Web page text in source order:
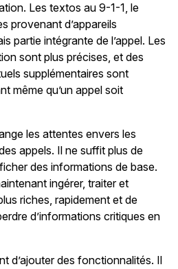
Les textos au 9-1-1, le
provenant d’appareils
partie intégrante de l’appel. Les
sont plus précises, et des
supplémentaires sont
même qu’un appel soit
les attentes envers les
appels. Il ne suffit plus de
des informations de base.
ingérer, traiter et
riches, rapidement et de
d’informations critiques en
d’ajouter des fonctionnalités. Il